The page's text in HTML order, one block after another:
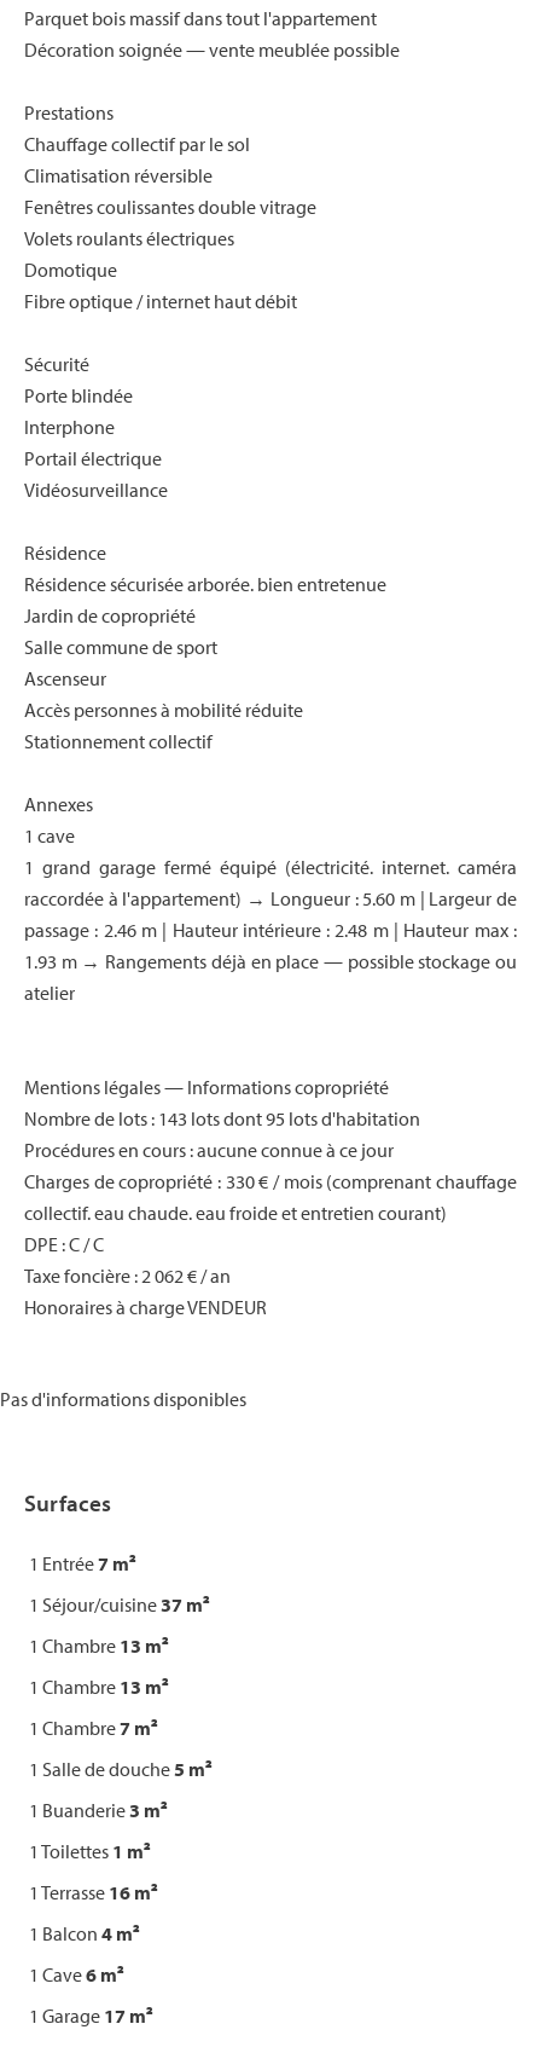
Parquet bois massif dans tout l'appartement
Décoration soignée — vente meublée possible
Prestations
Chauffage collectif par le sol
Climatisation réversible
Fenêtres coulissantes double vitrage
Volets roulants électriques
Domotique
Fibre optique / internet haut débit
Sécurité
Porte blindée
Interphone
Portail électrique
Vidéosurveillance
Résidence
Résidence sécurisée arborée. bien entretenue
Jardin de copropriété
Salle commune de sport
Ascenseur
Accès personnes à mobilité réduite
Stationnement collectif
Annexes
1 cave
1 grand garage fermé équipé (électricité. internet. caméra
raccordée à l'appartement) → Longueur : 5.60 m | Largeur de
passage : 2.46 m | Hauteur intérieure : 2.48 m | Hauteur max :
1.93 m → Rangements déjà en place — possible stockage ou
atelier
Mentions légales — Informations copropriété
Nombre de lots : 143 lots dont 95 lots d'habitation
Procédures en cours : aucune connue à ce jour
Charges de copropriété : 330 € / mois (comprenant chauffage
collectif. eau chaude. eau froide et entretien courant)
DPE : C / C
Taxe foncière : 2 062 € / an
Honoraires à charge VENDEUR
Pas d'informations disponibles
Surfaces
1 Entrée7 m²
1 Séjour/cuisine37 m²
1 Chambre 13 m²
1 Chambre 13 m²
1 Chambre7 m²
1 Salle de douche5 m²
1 Buanderie3 m²
1 Toilettes 1 m²
1 Terrasse 16 m²
1 Balcon 4 m²
1 Cave6 m²
1 Garage 17 m²